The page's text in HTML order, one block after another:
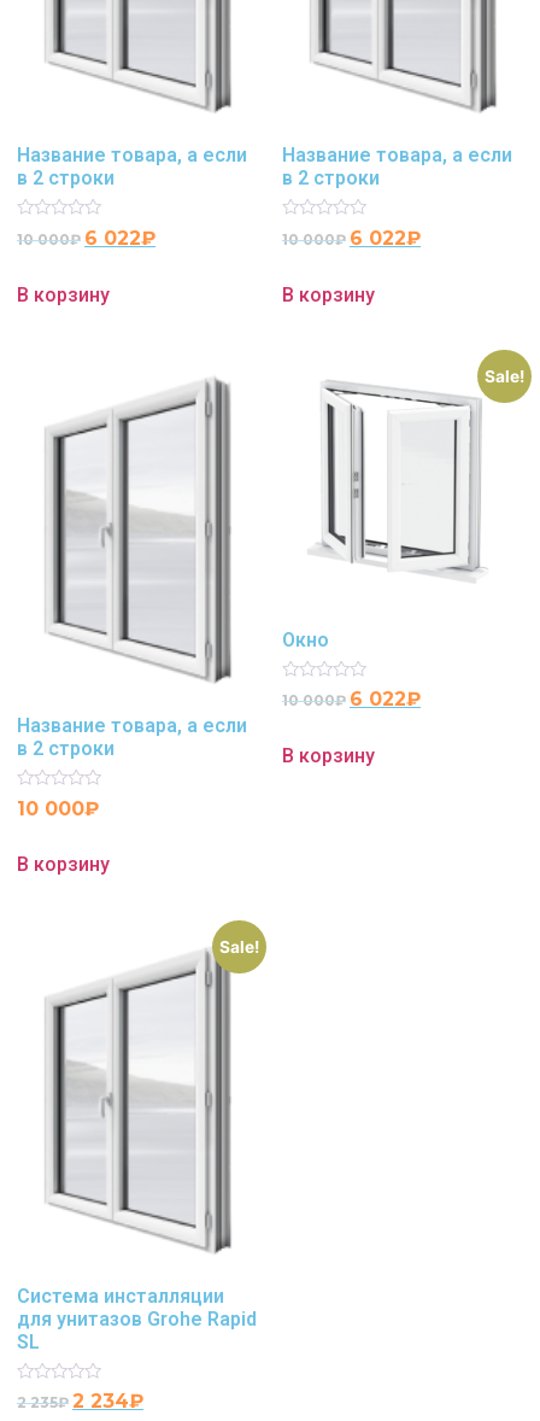
Название товара, а если
в 2 строки
Rated
0
5
10 000₽ 6 022₽
В корзину
Название товара, а если
в 2 строки
Rated
0
5
10 000₽ 6 022₽
В корзину
Название товара, а если
в 2 строки
Rated
0
5
10 000₽
В корзину
Sale!
Окно
Rated
0
5
10 000₽ 6 022₽
В корзину
Sale!
Система инсталляции
для унитазов Grohe Rapid
SL
Rated
0
2 235₽ 2 234₽